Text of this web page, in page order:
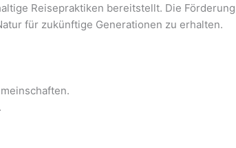
Reisepraktiken bereitstellt. Die
für zukünftige Generationen zu erhalten.